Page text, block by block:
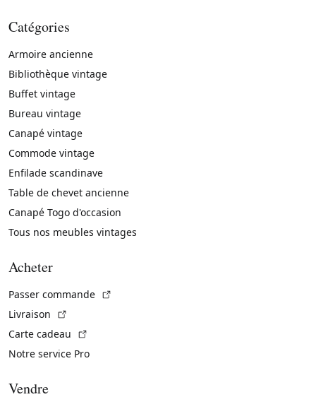
Catégories
Armoire ancienne
Bibliothèque vintage
Buffet vintage
Bureau vintage
Canapé vintage
Commode vintage
Enfilade scandinave
Table de chevet ancienne
Canapé Togo d'occasion
Tous nos meubles vintages
Acheter
Passer commande
Livraison
Carte cadeau
Notre service Pro
Vendre